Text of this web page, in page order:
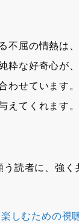
屈の情熱は
な好奇心が
せています。
てくれます。
読者に、強く
しむための視